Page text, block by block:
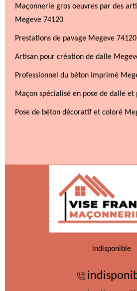
Maçonnerie gros oeuvres par des
Megeve 74120
Prestations de pavage Megeve 74120
Artisan pour création de dalle
Professionnel du béton imprimé
Maçon spécialisé en pose de dalle
Pose de béton décoratif et coloré
indisponible